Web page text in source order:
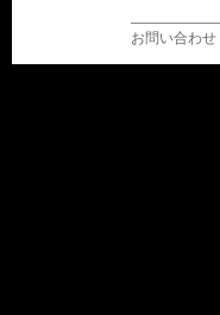
お問い合わせ